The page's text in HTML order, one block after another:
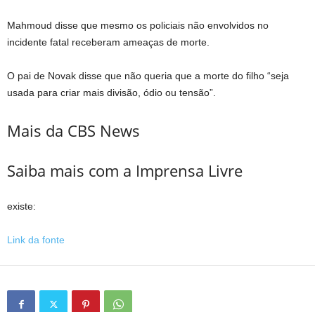
Mahmoud disse que mesmo os policiais não envolvidos no
incidente fatal receberam ameaças de morte.
O pai de Novak disse que não queria que a morte do filho “seja
usada para criar mais divisão, ódio ou tensão”.
Mais da CBS News
Saiba mais com a Imprensa Livre
existe:
Link da fonte